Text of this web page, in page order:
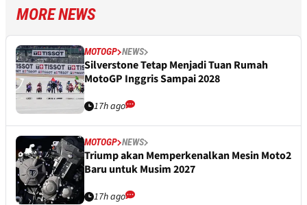
MORE NEWS
MOTOGP NEWS
Silverstone Tetap Menjadi Tuan Rumah
MotoGP Inggris Sampai 2028
17h ago
MOTOGP NEWS
Triump akan Memperkenalkan Mesin Moto2
Baru untuk Musim 2027
17h ago